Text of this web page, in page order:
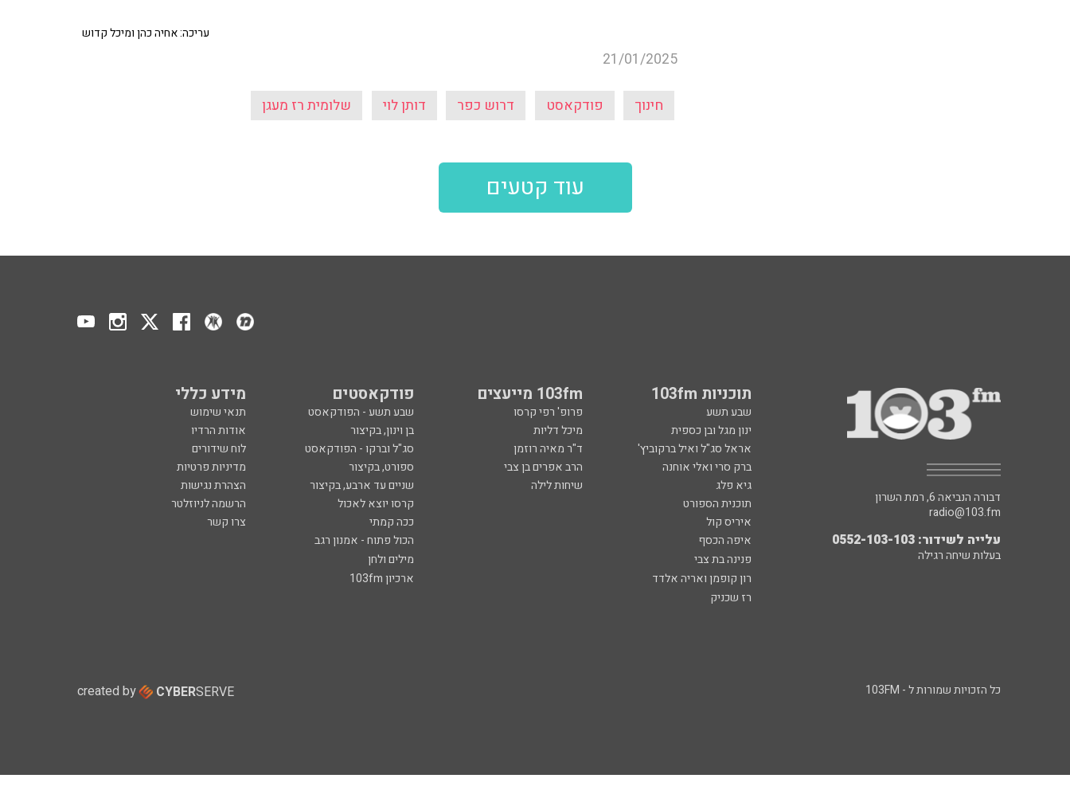
עריכה: אחיה כהן ומיכל קדוש
21/01/2025
חינוך פודקאסט דרוש כפר דותן לוי שלומית רז מעגן
עוד קטעים
תוכניות 103fm 103fm מייעצים פודקאסטים מידע כללי
שבע תשע פרופ' רפי קרסו שבע תשע - הפודקאסט
תנאי שימוש
ינון מגל ובן כספית
מיכל דליות בן וינון, בקיצור
אודות הרדיו
אראל סג"ל ואיל ברקוביץ'
ד"ר מאיה רוזמן סג"ל וברקו - הפודקאסט
לוח שידורים
ברק סרי ואלי אוחנה
הרב אפרים בן צבי ספורט, בקיצור
מדיניות פרטיות
גיא פלג
שיחות לילה שניים עד ארבע, בקיצור
הצהרת נגישות
תוכנית הספורט
קרסו יוצא לאכול
הרשמה לניוזלטר
איריס קול
ככה קמתי
צרו קשר
איפה הכסף
הכול פתוח - אמנון רגב
פנינה בת צבי
מילים ולחן
רון קופמן ואריה אלדד
ארכיון 103fm
רז שכניק
דבורה הנביאה 6, רמת השרון
radio@103.fm
עלייה לשידור: 0552-103-103
בעלות שיחה רגילה
כל הזכויות שמורות ל - 103FM created by CYBERSERVE